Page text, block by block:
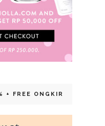
+ FREE ONGKIR